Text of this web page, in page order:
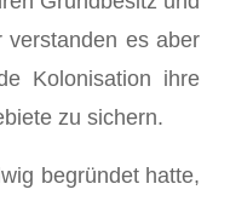
verstanden es aber
Kolonisation ihre
zu sichern.
begründet hatte,